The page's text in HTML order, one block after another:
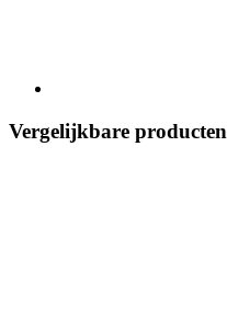
Vergelijkbare producten